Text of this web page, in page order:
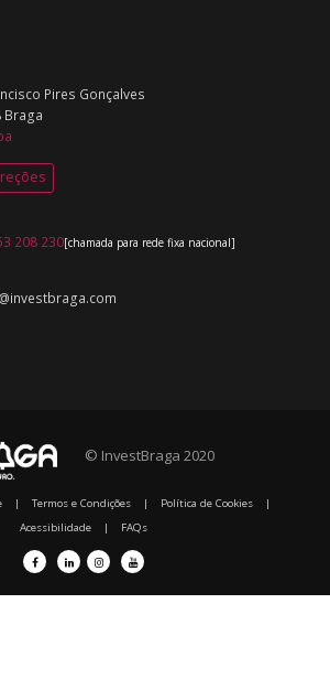
Pires Gonçalves
Braga
208 230[chamada para rede fixa nacional]
© InvestBraga 2020
| Termos e Condições | Política de Cookies
|
Acessibilidade
| FAQs